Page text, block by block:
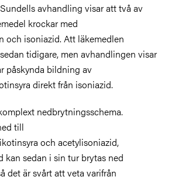
avhandling visar att två av
krockar med
och isoniazid. Att läkemedlen
tidigare, men avhandlingen visar
påskynda bildning av
direkt från isoniazid.
nedbrytningsschema.
till
och acetylisoniazid,
kan sedan i sin tur brytas ned
det är svårt att veta varifrån